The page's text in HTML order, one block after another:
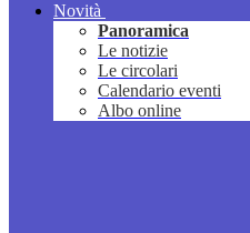
Novità
Panoramica
Le notizie
Le circolari
Calendario eventi
Albo online